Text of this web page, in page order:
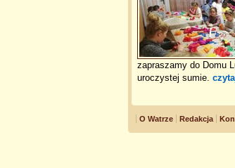
zapraszamy do Domu
uroczystej sumie.
O Watrze Redakcja